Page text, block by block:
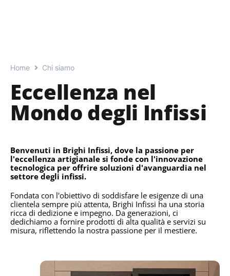
Home Chi siamo
Eccellenza nel
Mondo degli Infissi
Benvenuti in Brighi Infissi, dove la passione per
l'eccellenza artigianale si fonde con l'innovazione
tecnologica per offrire soluzioni d'avanguardia nel
settore degli infissi.
Fondata con l'obiettivo di soddisfare le esigenze di una
clientela sempre più attenta, Brighi Infissi ha una storia
ricca di dedizione e impegno. Da generazioni, ci
dedichiamo a fornire prodotti di alta qualità e servizi su
misura, riflettendo la nostra passione per il mestiere.